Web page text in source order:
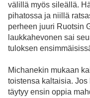
välillä myös sileällä.
pihatossa ja niillä
perheen juuri Ruotsin
laukkahevonen sai
tuloksen
Michanekin mukaan
toistensa kaltaisia.
täytyy ensin oppia